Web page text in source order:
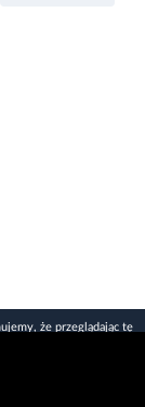
że przeglądając tę